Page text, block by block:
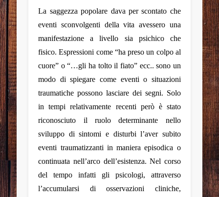
La saggezza popolare dava per scontato che
eventi sconvolgenti della vita avessero una
manifestazione a livello sia psichico che
fisico. Espressioni come “ha preso un colpo al
cuore” o “…gli ha tolto il fiato” ecc.. sono un
modo di spiegare come eventi o situazioni
traumatiche possono lasciare dei segni. Solo
in tempi relativamente recenti però è stato
riconosciuto il ruolo determinante nello
sviluppo di sintomi e disturbi l’aver subito
eventi traumatizzanti in maniera episodica o
continuata nell’arco dell’esistenza. Nel corso
del tempo infatti gli psicologi, attraverso
l’accumularsi di osservazioni cliniche,